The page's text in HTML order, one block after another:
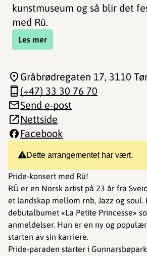
kunstmuseum og så blir det
med Rü.
Les mer
Dette arrangementet har vært.
Pride-konsert med Rü!
RÜ er en Norsk artist på 23 år fra
et landskap mellom rnb, Jazz og soul.
debutalbumet «La Petite Princesse»
anmeldelser. Hun er en ny og
starten av sin karriere.
Pride-paraden starter i
Gråbrødregaten 17, 3110
(+47) 33 30 76 70
Send e-post
Nettside
Facebook